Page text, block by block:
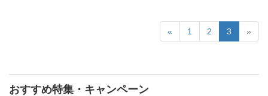
« 1 2 3 »
おすすめ特集・キャンペーン